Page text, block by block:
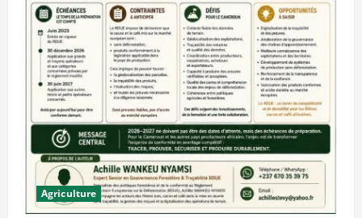
u
r
d
’
h
u
i
e
t
q
u
i
r
é
v
o
i
t
Agriculture